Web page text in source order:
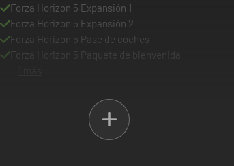
Forza Horizon 5 Expansión 1
Forza Horizon 5 Expansión 2
Forza Horizon 5 Pase de coches
Forza Horizon 5 Paquete de bienvenida